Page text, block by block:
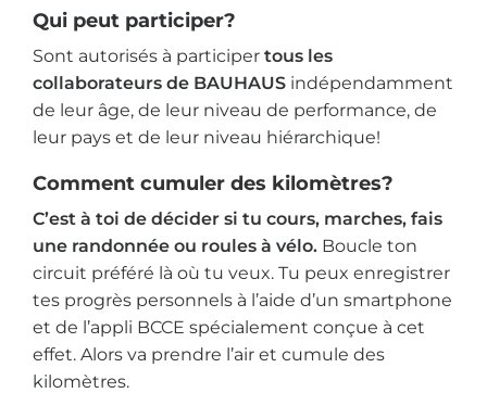
Qui peut participer?
Sont autorisés à participer tous les
collaborateurs de BAUHAUSindépendamment
de leur âge, de leur niveau de performance, de
leur pays et de leur niveau hiérarchique!
Comment cumuler des kilomètres?
C’est à toi de décider si tu cours, marches, fais
une randonnée ou roules à vélo.Boucle ton
circuit préféré là où tu veux. Tu peux enregistrer
tes progrès personnels à l’aide d’un smartphone
et de l’appli BCCE spécialement conçue à cet
effet. Alors va prendre l’air et cumule des
kilomètres.